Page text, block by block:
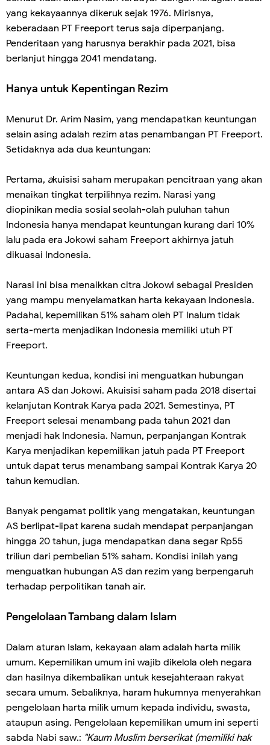
yang kekayaannya dikeruk sejak 1976. Mirisnya,
keberadaan PT Freeport terus saja diperpanjang.
Penderitaan yang harusnya berakhir pada 2021, bisa
berlanjut hingga 2041 mendatang.
Hanya untuk Kepentingan Rezim
Menurut Dr. Arim Nasim, yang mendapatkan keuntungan
selain asing adalah rezim atas penambangan PT Freeport.
Setidaknya ada dua keuntungan:
Pertama, akuisisi saham merupakan pencitraan yang akan
menaikan tingkat terpilihnya rezim. Narasi yang
diopinikan media sosial seolah-olah puluhan tahun
Indonesia hanya mendapat keuntungan kurang dari 10%
lalu pada era Jokowi saham Freeport akhirnya jatuh
dikuasai Indonesia.
Narasi ini bisa menaikkan citra Jokowi sebagai Presiden
yang mampu menyelamatkan harta kekayaan Indonesia.
Padahal, kepemilikan 51% saham oleh PT Inalum tidak
serta-merta menjadikan Indonesia memiliki utuh PT
Freeport.
Keuntungan kedua, kondisi ini menguatkan hubungan
antara AS dan Jokowi. Akuisisi saham pada 2018 disertai
kelanjutan Kontrak Karya pada 2021. Semestinya, PT
Freeport selesai menambang pada tahun 2021 dan
menjadi hak Indonesia. Namun, perpanjangan Kontrak
Karya menjadikan kepemilikan jatuh pada PT Freeport
untuk dapat terus menambang sampai Kontrak Karya 20
tahun kemudian.
Banyak pengamat politik yang mengatakan, keuntungan
AS berlipat-lipat karena sudah mendapat perpanjangan
hingga 20 tahun, juga mendapatkan dana segar Rp55
triliun dari pembelian 51% saham. Kondisi inilah yang
menguatkan hubungan AS dan rezim yang berpengaruh
terhadap perpolitikan tanah air.
Pengelolaan Tambang dalam Islam
Dalam aturan Islam, kekayaan alam adalah harta milik
umum. Kepemilikan umum ini wajib dikelola oleh negara
dan hasilnya dikembalikan untuk kesejahteraan rakyat
secara umum. Sebaliknya, haram hukumnya menyerahkan
pengelolaan harta milik umum kepada individu, swasta,
ataupun asing. Pengelolaan kepemilikan umum ini seperti
sabda Nabi saw.: "Kaum Muslim berserikat (memiliki hak